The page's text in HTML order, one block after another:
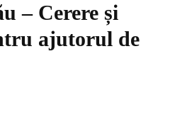
– Cerere și
ajutorul de